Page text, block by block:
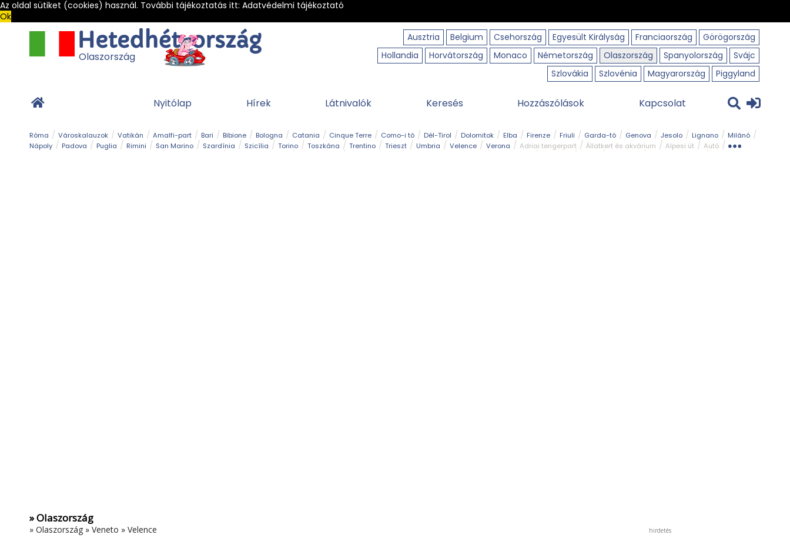
Az oldal sütiket (cookies) használ. További tájékoztatás itt: Adatvédelmi tájékoztató
Ok
Ausztria
Belgium Csehország Egyesült Királyság Franciaország
Görögország
Hollandia
Horvátország Monaco Németország Olaszország Spanyolország
Svájc
Szlovákia
Szlovénia Magyarország Piggyland
Olaszország
Nyitólap Hírek Látnivalók Keresés Hozzászólások Kapcsolat
Róma Városkalauzok Vatikán Amalfi-part Bari Bibione Bologna Catania Cinque Terre Como-i tó Dél-Tirol Dolomitok Elba Firenze Friuli Garda-tó Genova Jesolo Lignano
Milánó
Nápoly
Padova Puglia Rimini San Marino Szardínia Szicília Torino Toszkána Trentino Trieszt Umbria Velence Verona Adriai tengerpart Állatkert és akvárium Alpesi út
Autó
» Olaszország
» Olaszország » Veneto » Velence hirdetés